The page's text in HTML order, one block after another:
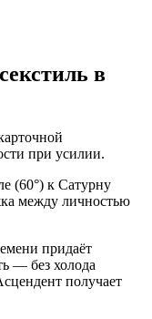
в
при усилии.
(60°) к Сатурну
между личностью
придаёт
— без холода
получает